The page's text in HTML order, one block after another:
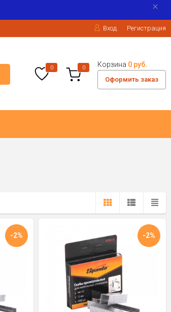
Вход Регистрация
0 0 Корзина 0 руб.
Оформить заказ
-2% -2%